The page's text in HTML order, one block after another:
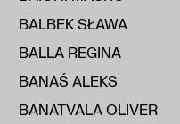
BALBEK SŁAWA
BALLA REGINA
BANAŚ ALEKS
BANATVALA OLIVER